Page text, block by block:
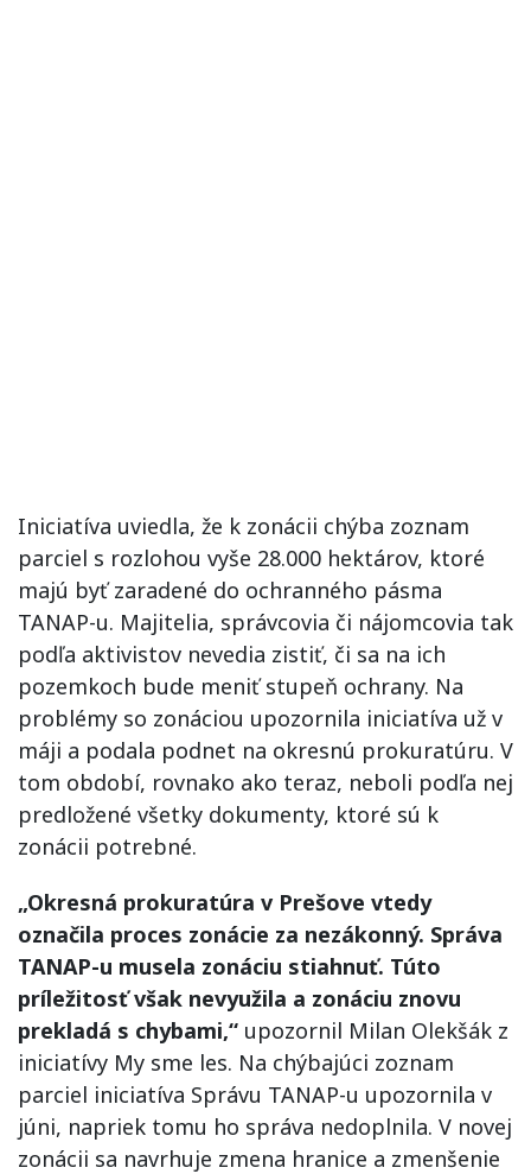
Iniciatíva uviedla, že k zonácii chýba zoznam
parciel s rozlohou vyše 28.000 hektárov, ktoré
majú byť zaradené do ochranného pásma
TANAP-u. Majitelia, správcovia či nájomcovia tak
podľa aktivistov nevedia zistiť, či sa na ich
pozemkoch bude meniť stupeň ochrany. Na
problémy so zonáciou upozornila iniciatíva už v
máji a podala podnet na okresnú prokuratúru. V
tom období, rovnako ako teraz, neboli podľa nej
predložené všetky dokumenty, ktoré sú k
zonácii potrebné.
„Okresná prokuratúra v Prešove vtedy
označila proces zonácie za nezákonný. Správa
TANAP-u musela zonáciu stiahnuť. Túto
príležitosť však nevyužila a zonáciu znovu
prekladá s chybami,“ upozornil Milan Olekšák z
iniciatívy My sme les. Na chýbajúci zoznam
parciel iniciatíva Správu TANAP-u upozornila v
júni, napriek tomu ho správa nedoplnila. V novej
zonácii sa navrhuje zmena hranice a zmenšenie